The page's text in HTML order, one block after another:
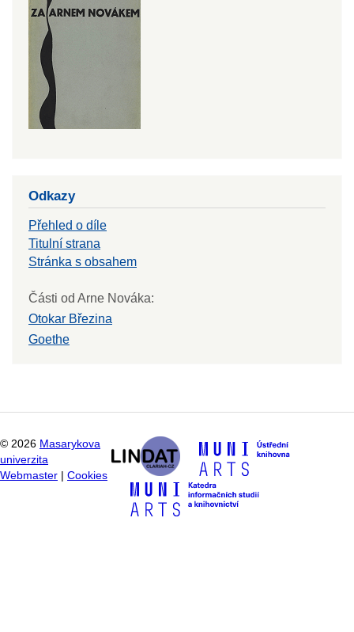
Odkazy
Přehled o díle
Titulní strana
Stránka s obsahem
Části od Arne Nováka:
Otokar Březina
Goethe
© 2026 Masarykova
univerzita
Webmaster
Cookies